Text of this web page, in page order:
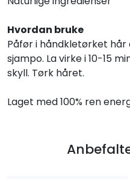
Hvordan bruke
Påfør i håndkletørket hår
sjampo. La virke i 10-15
skyll. Tørk håret.
Laget med 100% ren